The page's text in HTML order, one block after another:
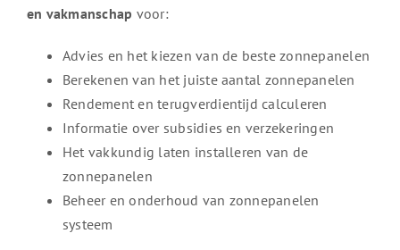
en vakmanschap voor:
Advies en het kiezen van de beste zonnepanelen
Berekenen van het juiste aantal zonnepanelen
Rendement en terugverdientijd calculeren
Informatie over subsidies en verzekeringen
Het vakkundig laten installeren van de
zonnepanelen
Beheer en onderhoud van zonnepanelen
systeem